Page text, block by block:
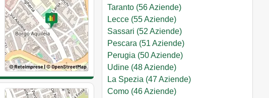
Taranto (56 Aziende)
Lecce (55 Aziende)
Sassari (52 Aziende)
Pescara (51 Aziende)
Perugia (50 Aziende)
Udine (48 Aziende)
La Spezia (47 Aziende)
Como (46 Aziende)